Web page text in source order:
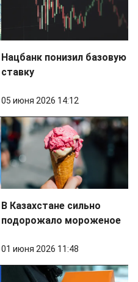
Нацбанк понизил базовую
ставку
05 июня 2026 14:12
В Казахстане сильно
подорожало мороженое
01 июня 2026 11:48